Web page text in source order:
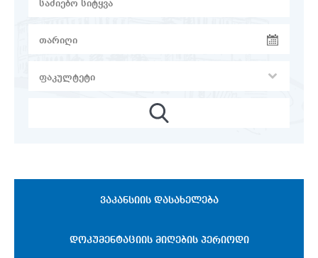
ᲕᲐᲙᲐᲜᲡᲘᲘᲡ ᲓᲐᲡᲐᲮᲔᲚᲔᲑᲐ
ᲓᲝᲙᲣᲛᲔᲜᲢᲐᲪᲘᲘᲡ ᲛᲘᲦᲔᲑᲘᲡ ᲞᲔᲠᲘᲝᲓᲘ